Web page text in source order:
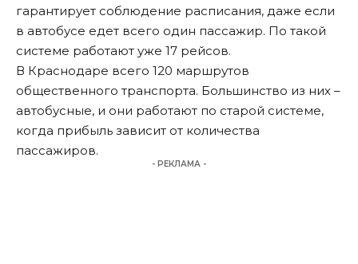
гарантирует соблюдение расписания, даже если
в автобусе едет всего один пассажир. По такой
системе работают уже 17 рейсов.
В Краснодаре всего 120 маршрутов
общественного транспорта. Большинство из них –
автобусные, и они работают по старой системе,
когда прибыль зависит от количества
пассажиров.
- РЕКЛАМА -